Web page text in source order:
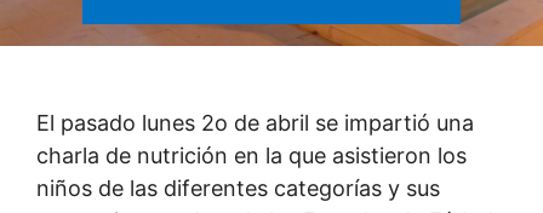
El pasado lunes 2o de abril se impartió una
charla de nutrición en la que asistieron los
niños de las diferentes categorías y sus